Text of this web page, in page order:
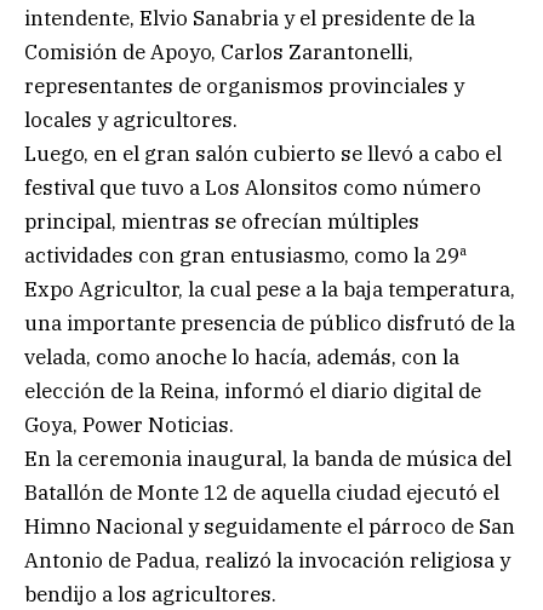
intendente, Elvio Sanabria y el presidente de la
Comisión de Apoyo, Carlos Zarantonelli,
representantes de organismos provinciales y
locales y agricultores.
Luego, en el gran salón cubierto se llevó a cabo el
festival que tuvo a Los Alonsitos como número
principal, mientras se ofrecían múltiples
actividades con gran entusiasmo, como la 29ª
Expo Agricultor, la cual pese a la baja temperatura,
una importante presencia de público disfrutó de la
velada, como anoche lo hacía, además, con la
elección de la Reina, informó el diario digital de
Goya, Power Noticias.
En la ceremonia inaugural, la banda de música del
Batallón de Monte 12 de aquella ciudad ejecutó el
Himno Nacional y seguidamente el párroco de San
Antonio de Padua, realizó la invocación religiosa y
bendijo a los agricultores.